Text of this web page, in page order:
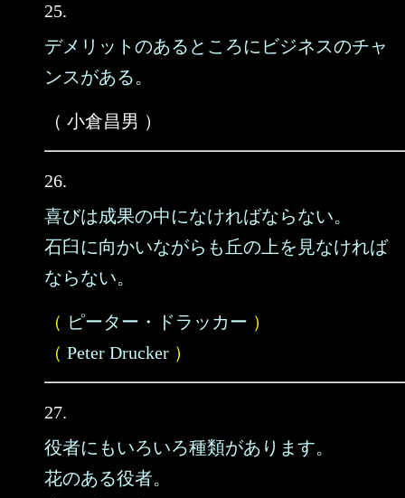
25.
デメリットのあるところにビジネスのチャ
ンスがある。
（ 小倉昌男 ）
26.
喜びは成果の中になければならない。
石臼に向かいながらも丘の上を見なければ
ならない。
（ ピーター・ドラッカー ）
（ Peter Drucker ）
27.
役者にもいろいろ種類があります。
花のある役者。